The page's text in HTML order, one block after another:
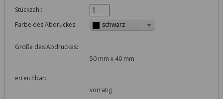
Stückzahl:
Farbe des Abdruckes:
schwarz
Größe des Abdruckes:
50 mm x 40 mm
erreichbar:
vorrätig